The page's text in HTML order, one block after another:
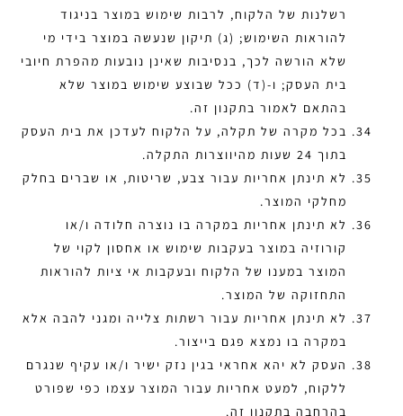
רשלנות של הלקוח, לרבות שימוש במוצר בניגוד
להוראות השימוש; (ג) תיקון שנעשה במוצר בידי מי
שלא הורשה לכך, בנסיבות שאינן נובעות מהפרת חיובי
בית העסק; ו-(ד) ככל שבוצע שימוש במוצר שלא
בהתאם לאמור בתקנון זה.
בכל מקרה של תקלה, על הלקוח לעדכן את בית העסק
בתוך 24 שעות מהיווצרות התקלה.
לא תינתן אחריות עבור צבע, שריטות, או שברים בחלק
מחלקי המוצר.
לא תינתן אחריות במקרה בו נוצרה חלודה ו/או
קורוזיה במוצר בעקבות שימוש או אחסון לקוי של
המוצר במענו של הלקוח ובעקבות אי ציות להוראות
התחזוקה של המוצר.
לא תינתן אחריות עבור רשתות צלייה ומגני להבה אלא
במקרה בו נמצא פגם בייצור.
העסק לא יהא אחראי בגין נזק ישיר ו/או עקיף שנגרם
ללקוח, למעט אחריות עבור המוצר עצמו כפי שפורט
בהרחבה בתקנון זה.